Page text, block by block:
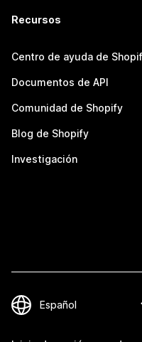
Recursos
Centro de ayuda de
Documentos de API
Comunidad de Shopify
Blog de Shopify
Investigación